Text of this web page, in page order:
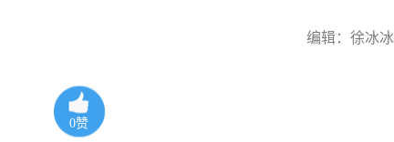
编辑：徐冰冰
0赞